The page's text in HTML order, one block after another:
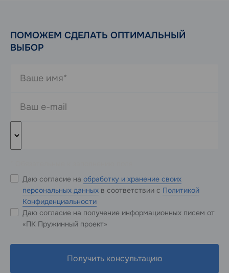
ПОМОЖЕМ СДЕЛАТЬ ОПТИМАЛЬНЫЙ
ВЫБОР
Даю согласие на обработку и хранение своих
персональных данных в соответствии с Политикой
Конфиденциальности
Даю согласие на получение информационных писем от
«ПК Пружинный проект»
Получить консультацию